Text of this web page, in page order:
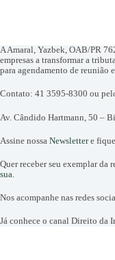
A Amaral, Yazbek, OAB/PR
empresas a transformar a
para agendamento de reunião
Contato: 41 3595-8300 ou
Av. Cândido Hartmann, 50 –
Assine nossa Newslettere
Quer receber seu exemplar da
sua.
Nos acompanhe nas redes
Já conhece o canal Direito da